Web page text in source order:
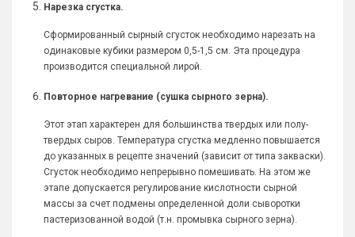
Нарезка сгустка.
Сформированный сырный сгусток необходимо нарезать на
одинаковые кубики размером 0,5-1,5 см. Эта процедура
производится специальной лирой.
Повторное нагревание (сушка сырного зерна).
Этот этап характерен для большинства твердых или полу-
твердых сыров. Температура сгустка медленно повышается
до указанных в рецепте значений (зависит от типа закваски).
Сгусток необходимо непрерывно помешивать. На этом же
этапе допускается регулирование кислотности сырной
массы за счет подмены определенной доли сыворотки
пастеризованной водой (т.н. промывка сырного зерна).